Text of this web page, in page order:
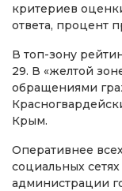
критериев
ответа, процент
В топ-зону
29. В «желтой
обращениями
Крым.
Оперативнее
социальных
администрации